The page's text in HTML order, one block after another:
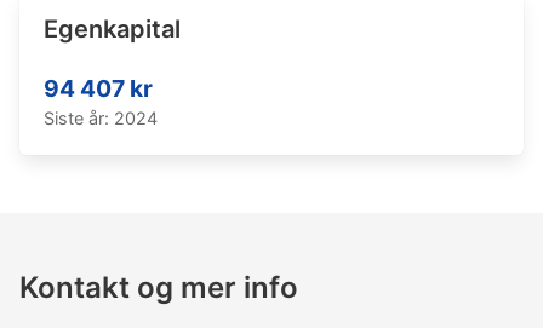
Egenkapital
94 407 kr
Siste år: 2024
Kontakt og mer info